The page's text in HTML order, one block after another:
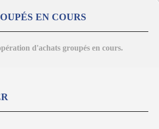
EN COURS
d'achats groupés en cours.